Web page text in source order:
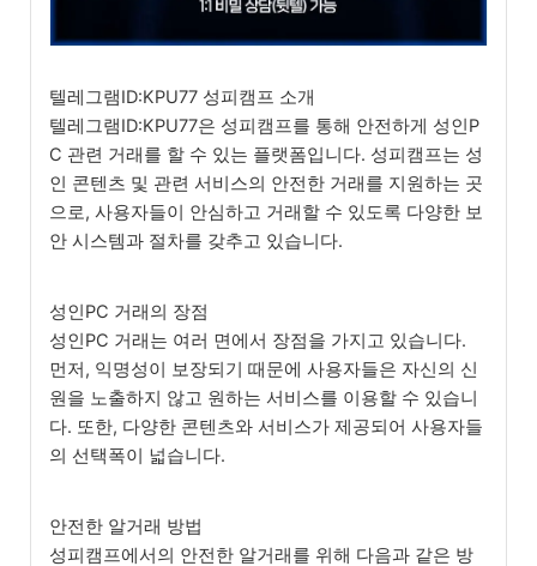
텔레그램ID:KPU77 성피캠프 소개
텔레그램ID:KPU77은 성피캠프를 통해 안전하게 성인P
C 관련 거래를 할 수 있는 플랫폼입니다. 성피캠프는 성
인 콘텐츠 및 관련 서비스의 안전한 거래를 지원하는 곳
으로, 사용자들이 안심하고 거래할 수 있도록 다양한 보
안 시스템과 절차를 갖추고 있습니다.
성인PC 거래의 장점
성인PC 거래는 여러 면에서 장점을 가지고 있습니다.
먼저, 익명성이 보장되기 때문에 사용자들은 자신의 신
원을 노출하지 않고 원하는 서비스를 이용할 수 있습니
다. 또한, 다양한 콘텐츠와 서비스가 제공되어 사용자들
의 선택폭이 넓습니다.
안전한 알거래 방법
성피캠프에서의 안전한 알거래를 위해 다음과 같은 방